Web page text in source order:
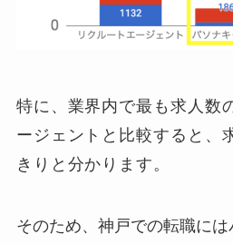
特に、業界内で最も求人数
ージェントと比較すると、
きりと分かります。
そのため、神戸での転職に